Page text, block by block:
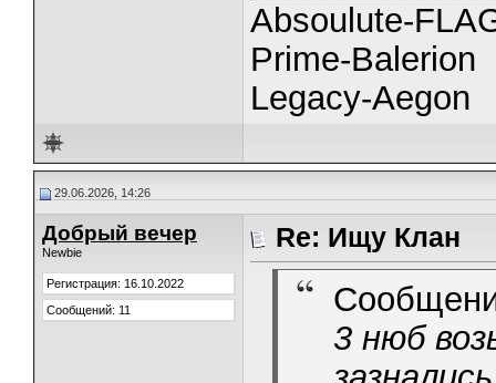
Absoulute-
Prime-Balerion
Legacy-Aegon
29.06.2026, 14:26
Добрый вечер
Newbie
Регистрация: 16.10.2022
Сообщений: 11
Re: Ищу Клан
3 нюб